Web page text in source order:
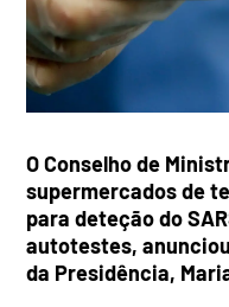
O Conselho de
supermercados de
para deteção do
autotestes,
da Presidência,